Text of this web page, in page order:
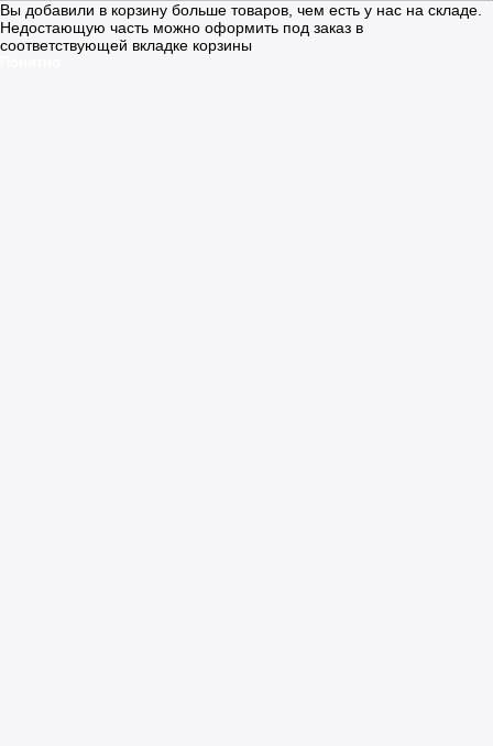
Вы добавили в корзину больше товаров, чем есть у нас на складе.
Недостающую часть можно оформить под заказ в
соответствующей вкладке корзины